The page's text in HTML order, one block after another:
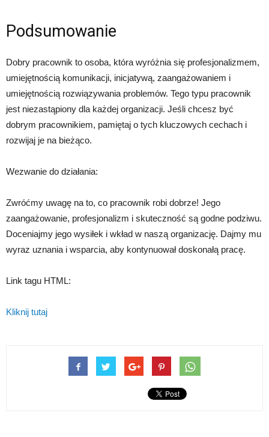
Podsumowanie
Dobry pracownik to osoba, która wyróżnia się profesjonalizmem,
umiejętnością komunikacji, inicjatywą, zaangażowaniem i
umiejętnością rozwiązywania problemów. Tego typu pracownik
jest niezastąpiony dla każdej organizacji. Jeśli chcesz być
dobrym pracownikiem, pamiętaj o tych kluczowych cechach i
rozwijaj je na bieżąco.
Wezwanie do działania:
Zwróćmy uwagę na to, co pracownik robi dobrze! Jego
zaangażowanie, profesjonalizm i skuteczność są godne podziwu.
Doceniajmy jego wysiłek i wkład w naszą organizację. Dajmy mu
wyraz uznania i wsparcia, aby kontynuował doskonałą pracę.
Link tagu HTML:
Kliknij tutaj